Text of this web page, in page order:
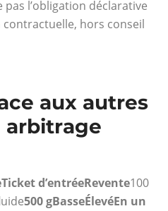
pas l’obligation déclarative
hors conseil
aux autres
arbitrage
Ticket d’entréeRevente100
500 gBasseÉlevéEn un